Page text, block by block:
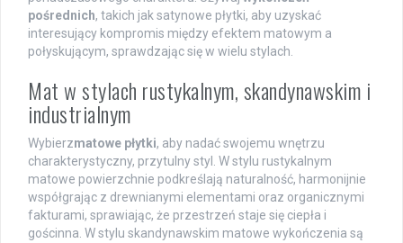
pośrednich, takich jak satynowe płytki, aby uzyskać
interesujący kompromis między efektem matowym a
połyskującym, sprawdzając się w wielu stylach.
Mat w stylach rustykalnym, skandynawskim i
industrialnym
Wybierzmatowe płytki, aby nadać swojemu wnętrzu
charakterystyczny, przytulny styl. W stylu rustykalnym
matowe powierzchnie podkreślają naturalność, harmonijnie
współgrając z drewnianymi elementami oraz organicznymi
fakturami, sprawiając, że przestrzeń staje się ciepła i
gościnna. W stylu skandynawskim matowe wykończenia są